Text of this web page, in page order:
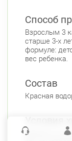
Способ
Взрослым 3
старше 3-х
формуле:
вес ребенка.
Состав
Красная
Условия
Хранить в